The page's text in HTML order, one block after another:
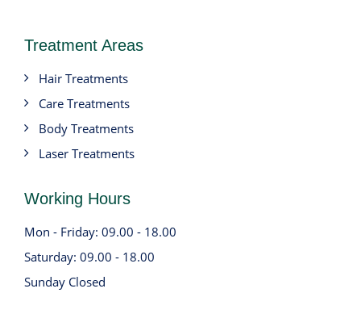
Treatment Areas
Hair Treatments
Care Treatments
Body Treatments
Laser Treatments
Working Hours
Mon - Friday: 09.00 - 18.00
Saturday: 09.00 - 18.00
Sunday Closed